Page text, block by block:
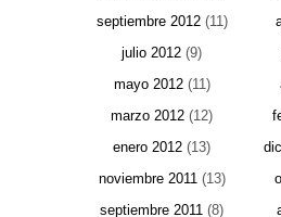
septiembre 2012(11)
julio 2012 (9)
mayo 2012(11)
marzo 2012 (12)
enero 2012 (13)
noviembre 2011(13)
septiembre 2011 (8)